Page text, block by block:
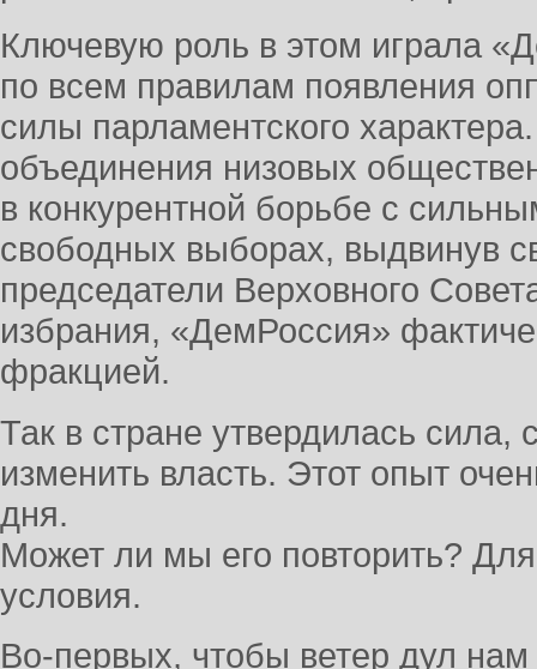
Ключевую роль в этом играла
по всем правилам появления
силы парламентского
объединения низовых
в конкурентной борьбе с
свободных выборах, выдвинув
председатели Верховного
избрания, «ДемРоссия»
фракцией.
Так в стране утвердилась
изменить власть. Этот опыт
дня.
Может ли мы его повторить?
условия.
Во-первых, чтобы ветер дул